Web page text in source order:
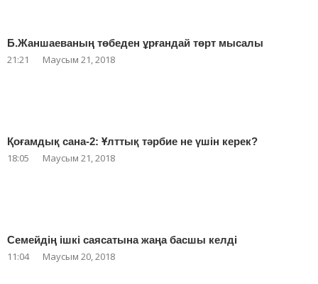
Б.Жаншаеваның төбеден ұрғандай төрт мысалы
21:21 Маусым 21, 2018
Қоғамдық сана-2: Ұлттық тәрбие не үшін керек?
18:05 Маусым 21, 2018
Семейдің ішкі саясатына жаңа басшы келді
11:04 Маусым 20, 2018